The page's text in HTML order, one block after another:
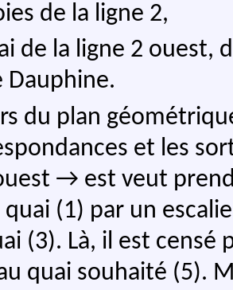
de la ligne 2,
de la ligne 2 ouest,
Dauphine.
du plan
et les
→ est veut
(1) par un
(3). Là, il est
quai souhaité (5).